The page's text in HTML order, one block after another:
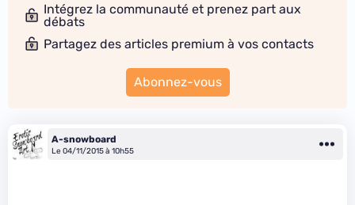
Intégrez la communauté et prenez part aux
débats
Partagez des articles premium à vos contacts
Abonnez-vous
A-snowboard
Le 04/11/2015 à 10h55